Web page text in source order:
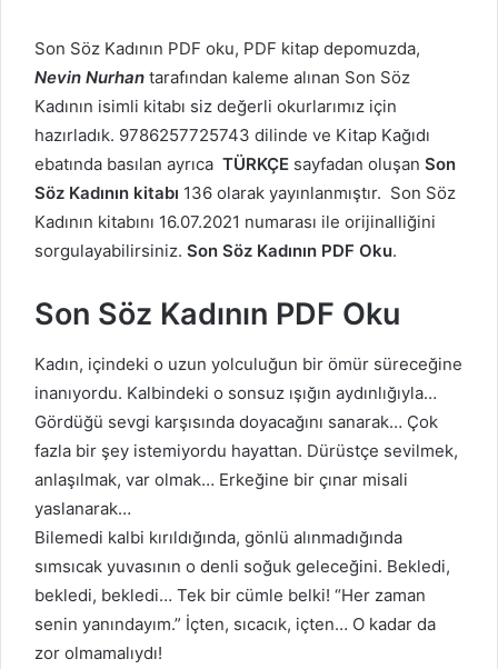
Son Söz Kadının PDF oku, PDF kitap depomuzda,
Nevin Nurhan tarafından kaleme alınan Son Söz
Kadının isimli kitabı siz değerli okurlarımız için
hazırladık. 9786257725743 dilinde ve Kitap Kağıdı
ebatında basılan ayrıca TÜRKÇE sayfadan oluşan Son
Söz Kadının kitabı 136 olarak yayınlanmıştır. Son Söz
Kadının kitabını 16.07.2021 numarası ile orijinalliğini
sorgulayabilirsiniz. Son Söz Kadının PDF Oku.
Son Söz Kadının PDF Oku
Kadın, içindeki o uzun yolculuğun bir ömür süreceğine
inanıyordu. Kalbindeki o sonsuz ışığın aydınlığıyla…
Gördüğü sevgi karşısında doyacağını sanarak… Çok
fazla bir şey istemiyordu hayattan. Dürüstçe sevilmek,
anlaşılmak, var olmak… Erkeğine bir çınar misali
yaslanarak…
Bilemedi kalbi kırıldığında, gönlü alınmadığında
sımsıcak yuvasının o denli soğuk geleceğini. Bekledi,
bekledi, bekledi… Tek bir cümle belki! “Her zaman
senin yanındayım.” İçten, sıcacık, içten… O kadar da
zor olmamalıydı!